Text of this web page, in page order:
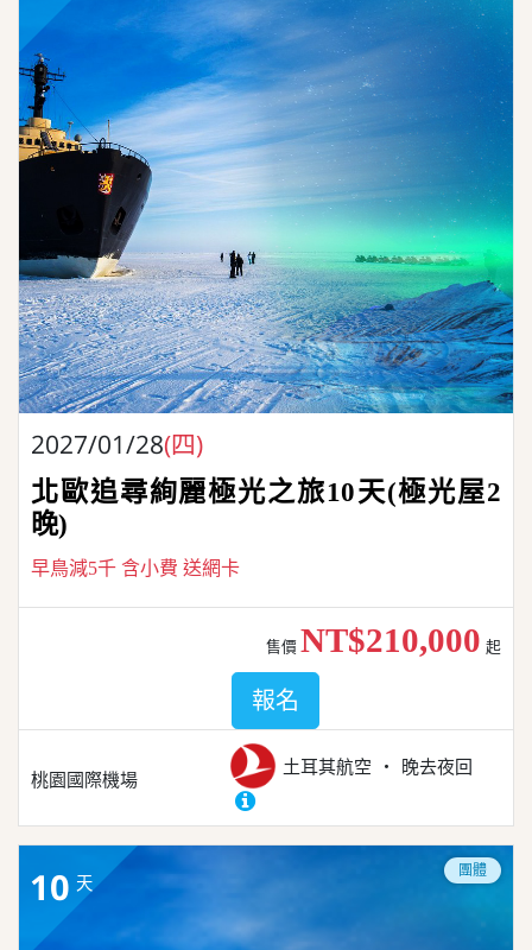
2027/01/28(四)
北歐追尋絢麗極光之旅10天(極光屋2
晚)
早鳥減5千 含小費 送網卡
桃園國際機場
土耳其航空 晚去夜回
售價 NT$210,000 起
報名
10 天
團體